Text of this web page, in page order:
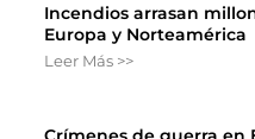
Incendios arrasan
Europa y Norteamérica
Leer Más >>